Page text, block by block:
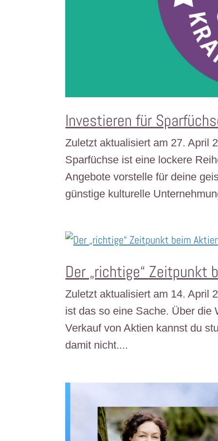
Investieren für
Zuletzt aktualisiert am 27. April
Sparfüchse ist eine lockere
Angebote vorstelle für deine
günstige kulturelle
Der „richtige“ Zeitpunkt
Zuletzt aktualisiert am 14. April
ist das so eine Sache. Über die
Verkauf von Aktien kannst du
damit nicht....